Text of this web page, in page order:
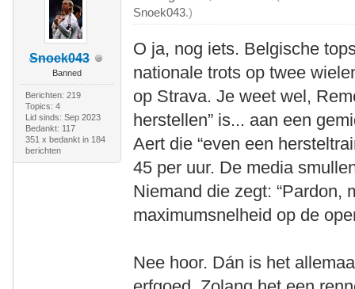
Snoek043
Banned
Berichten: 219
Topics: 4
Lid sinds: Sep 2023
Bedankt: 117
351 x bedankt in 184
berichten
Snoek043.)
O ja, nog iets. Belgische
nationale trots op twee
op Strava. Je weet wel,
herstellen” is... aan een
Aert die “even een
45 per uur. De media
Niemand die zegt: “Pardon,
maximumsnelheid op de
Nee hoor. Dán is het